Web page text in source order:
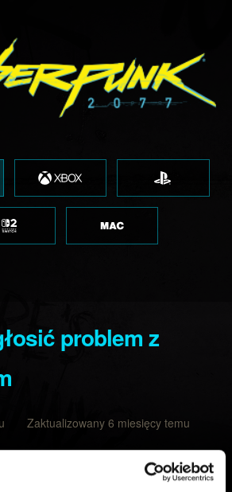
Zaktualizowany 6 miesięcy temu
z narzędziami moderskimi REDmod,
poniżej. Pamiętaj o załączeniu